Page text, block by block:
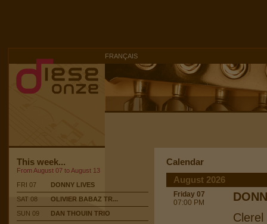
FRANÇAIS
This week...
From August 07 to August 13
FRI 07
DONNY LIVES
SAT 08
OLIVIER BABAZ TR...
SUN 09
DAN THOUIN TRIO
Calendar
August 2026
Friday 07
07:00 PM